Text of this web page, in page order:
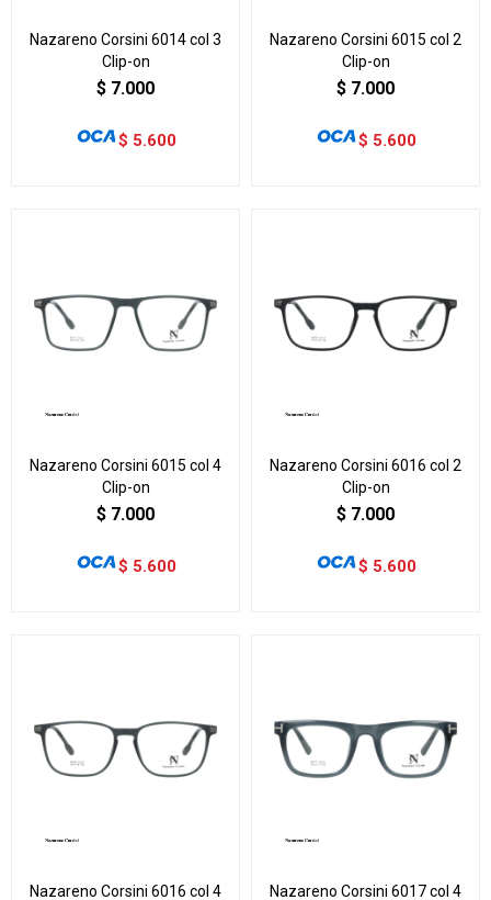
Nazareno Corsini 6014 col 3
Clip-on
$ 7.000
$ 5.600
Nazareno Corsini 6015 col 2
Clip-on
$ 7.000
$ 5.600
Nazareno Corsini 6015 col 4
Clip-on
$ 7.000
$ 5.600
Nazareno Corsini 6016 col 2
Clip-on
$ 7.000
$ 5.600
Nazareno Corsini 6016 col 4 Nazareno Corsini 6017 col 4